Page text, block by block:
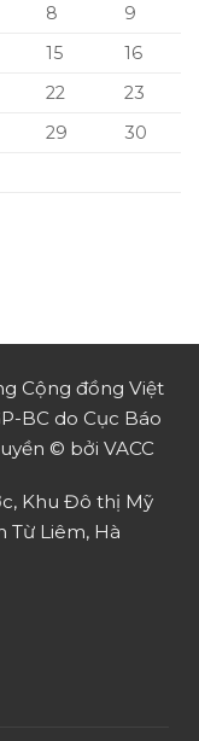
8
9
15
16
22
23
29
30
Cộng đồng Việt
BC do Cục Báo
© bởi VACC
Khu Đô thị Mỹ
Từ Liêm, Hà